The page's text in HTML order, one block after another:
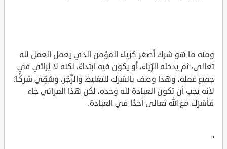
ومنه ما هو شرك أصغر كرياء المؤمن الذي يعمل العمل لله
تعالى، ثم يدخله الرِّياء، أو يكون فيه ابتداءً، لكنه لا يُرائي في
جميع عمله، وهذا وصف بالشرك للتغليظ والزَّجْر، وسُمِّي شركًا؛
لأنه يجب أن تكون العبادة لله وحده، لكن هذا المرائي جاء
فأشرَك مع الله تعالى أحدًا في العبادة.
"